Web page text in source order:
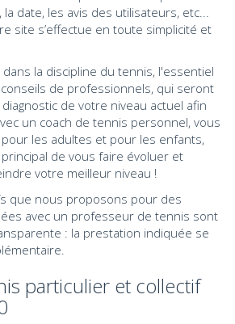
date, les avis des utilisateurs, etc...
site s’effectue en toute simplicité et
la discipline du tennis, l'essentiel
de professionnels, qui seront
de votre niveau actuel afin
un coach de tennis personnel, vous
les adultes et pour les enfants,
de vous faire évoluer et
votre meilleur niveau !
que nous proposons pour des
avec un professeur de tennis sont
: la prestation indiquée se
particulier et collectif